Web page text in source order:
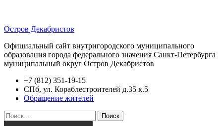
Остров Декабристов
Официальный сайт внутригородского муниципального
образования города федерального значения Санкт-Петербурга
муниципальный округ Остров Декабристов
+7 (812) 351-19-15
СПб, ул. Кораблестроителей д.35 к.5
Обращение жителей
Поиск